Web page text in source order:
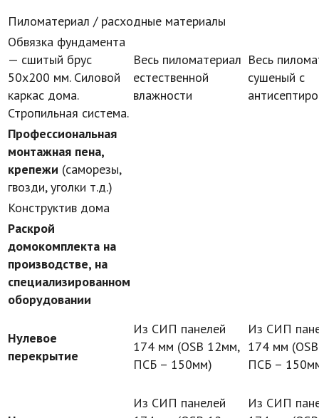
Пиломатериал / расходные материалы
Обвязка фундамента
— сшитый брус
50х200 мм. Силовой
каркас дома.
Стропильная система.
Весь пиломатериал
естественной
влажности
Весь
сушеный с
Профессиональная
монтажная пена,
крепежи (саморезы,
гвозди, уголки т.д.)
Конструктив дома
Раскрой
домокомплекта на
производстве, на
специализированном
оборудовании
Нулевое
перекрытие
Из СИП панелей
174 мм (OSB 12мм,
ПСБ – 150мм)
Из СИП
174 мм
ПСБ –
Из СИП панелей
Из СИП